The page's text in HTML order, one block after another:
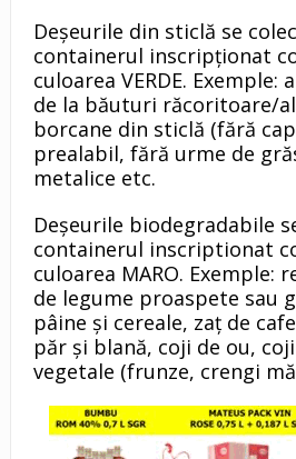
Deșeurile din sticlă se
containerul inscripționat
culoarea VERDE.
de la băuturi răcoritoare/
borcane din sticlă (fără
prealabil, fără urme de
metalice etc.
Deșeurile biodegradabile
containerul inscriptionat
culoarea MARO. Exemple:
de legume proaspete sau
pâine și cereale, zaț de
păr și blană, coji de ou,
vegetale (frunze, crengi